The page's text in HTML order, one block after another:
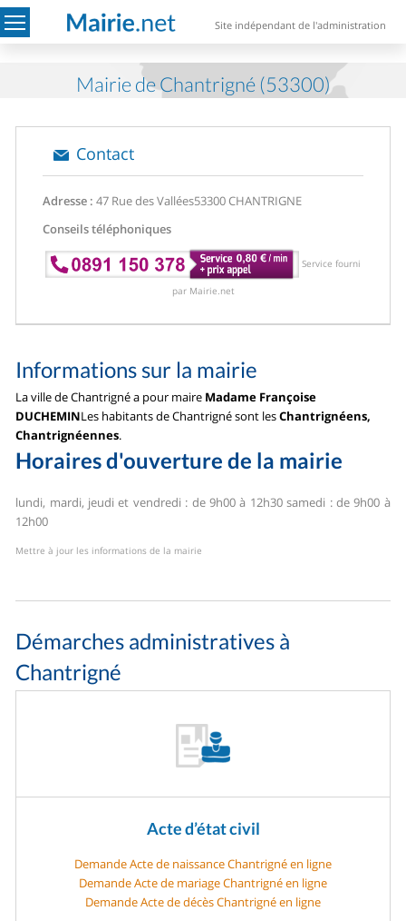
Site indépendant de l'administration
Mairie de Chantrigné (53300)
Contact
Adresse : 47 Rue des Vallées53300 CHANTRIGNE
Conseils téléphoniques
Service fourni
par Mairie.net
Informations sur la mairie
La ville de Chantrigné a pour maire Madame Françoise
DUCHEMINLes habitants de Chantrigné sont lesChantrignéens,
Chantrignéennes.
Horaires d'ouverture de la mairie
lundi, mardi, jeudi et vendredi : de 9h00 à 12h30samedi : de 9h00 à
12h00
Mettre à jour les informations de la mairie
Démarches administratives à
Chantrigné
Acte d’état civil
Demande Acte de naissance Chantrigné en ligne
Demande Acte de mariage Chantrigné en ligne
Demande Acte de décès Chantrigné en ligne